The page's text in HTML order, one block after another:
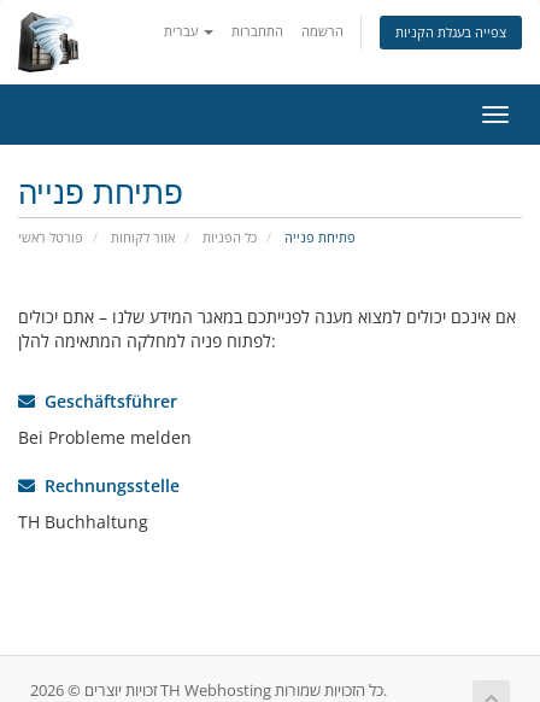
התחברות הרשמה צפייה בעגלת הקניות
ניווט
פתיחת פנייה
פורטל ראשי אזור לקוחות כל הפניות פתיחת פנייה
אם אינכם יכולים למצוא מענה לפנייתכם במאגר המידע שלנו – אתם יכולים
לפתוח פניה למחלקה המתאימה להלן:
Geschäftsführer
Bei Probleme melden
Rechnungsstelle
TH Buchhaltung
זכויות יוצרים © 2026 TH Webhosting כל הזכויות שמורות.